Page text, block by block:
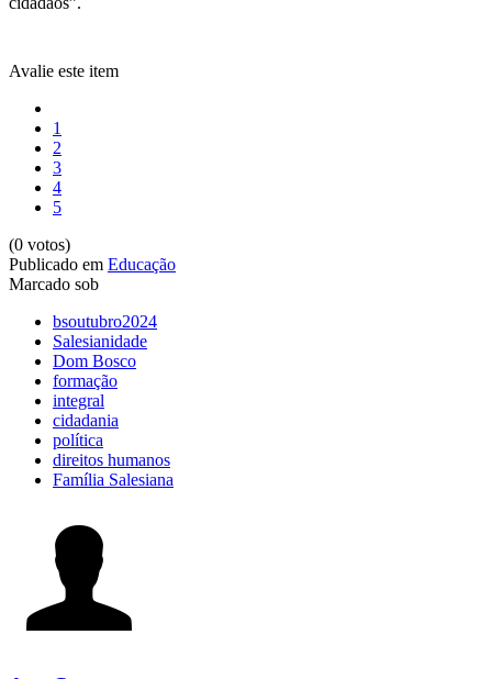
Avalie este item
1
2
3
4
5
(0 votos)
Publicado em Educação
Marcado sob
bsoutubro2024
Salesianidade
Dom Bosco
formação
integral
cidadania
política
direitos humanos
Família Salesiana